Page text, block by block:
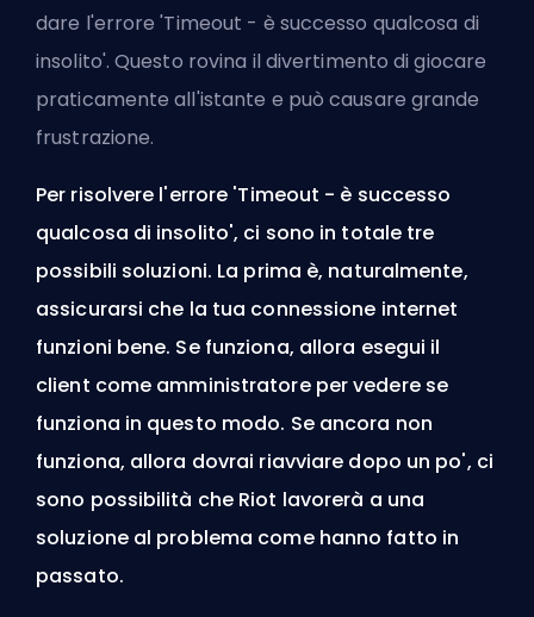
dare l'errore 'Timeout - è successo qualcosa di
insolito'. Questo rovina il divertimento di giocare
praticamente all'istante e può causare grande
frustrazione.
Per risolvere l'errore 'Timeout - è successo
qualcosa di insolito', ci sono in totale tre
possibili soluzioni. La prima è, naturalmente,
assicurarsi che la tua connessione internet
funzioni bene. Se funziona, allora esegui il
client come amministratore per vedere se
funziona in questo modo. Se ancora non
funziona, allora dovrai riavviare dopo un po', ci
sono possibilità che Riot lavorerà a una
soluzione al problema come hanno fatto in
passato.